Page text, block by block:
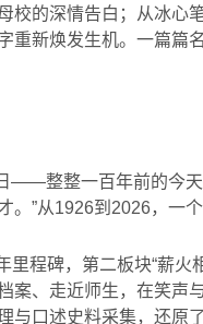
校的深情告白；从冰
重新焕发生机。一篇篇
——整整一百年前的今天
。”从1926到2026，一
里程碑，第二板块“薪火
案、走近师生，在笑声
与口述史料采集，还原